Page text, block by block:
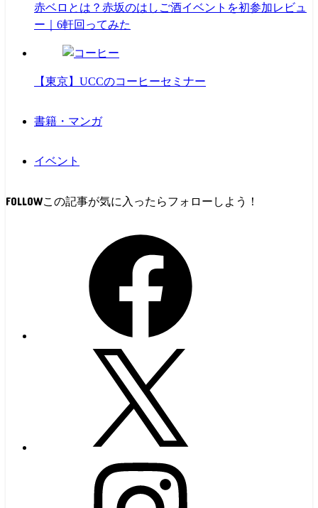
赤ベロとは？赤坂のはしご酒イベントを初参加レビュ
ー｜6軒回ってみた
【東京】UCCのコーヒーセミナー
書籍・マンガ
イベント
FOLLOW